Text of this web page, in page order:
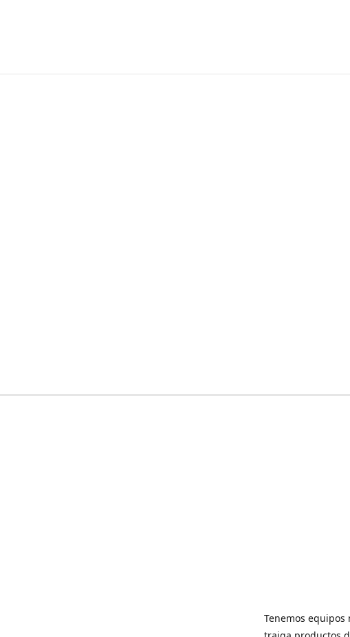
Tenemos